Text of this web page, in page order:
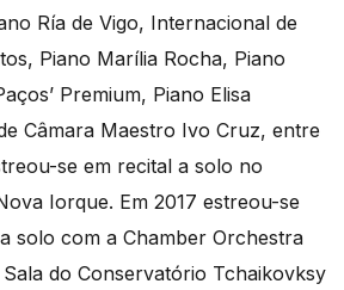
Ría de Vigo, Internacional de
Piano Marília Rocha, Piano
Premium, Piano Elisa
Câmara Maestro Ivo Cruz, entre
se em recital a solo no
Iorque. Em 2017 estreou-se
solo com a Chamber Orchestra
do Conservatório Tchaikovksy